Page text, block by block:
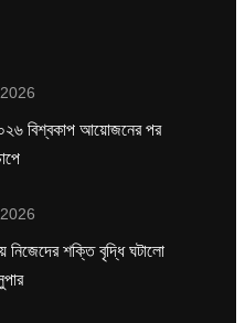
বিশ্বকাপ আয়োজনের পর
নিজেদের শক্তি বৃদ্ধি ঘটালো